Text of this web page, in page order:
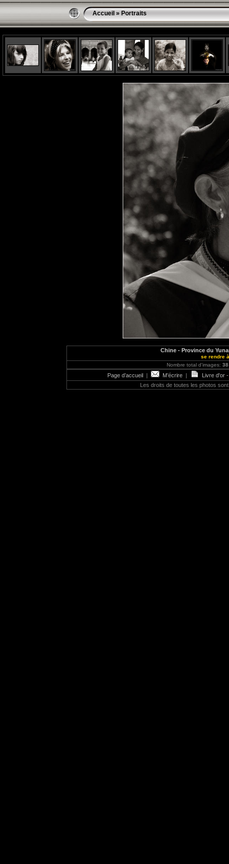
Accueil » Portraits
Chine - Province du
se rendre
Nombre total d'images: 38
Page d’accueil | M’écrire |
Livre d'or
Les droits de toutes les photos